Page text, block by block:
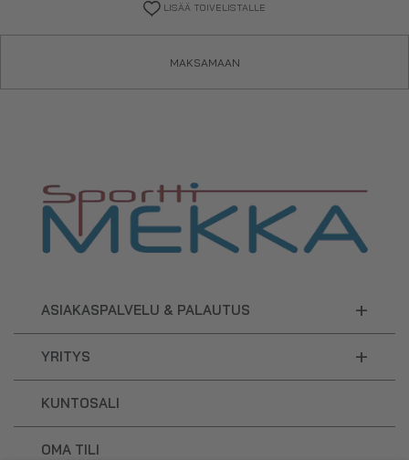
LISÄÄ TOIVELISTALLE
MAKSAMAAN
ASIAKASPALVELU & PALAUTUS +
YRITYS +
KUNTOSALI
OMA TILI